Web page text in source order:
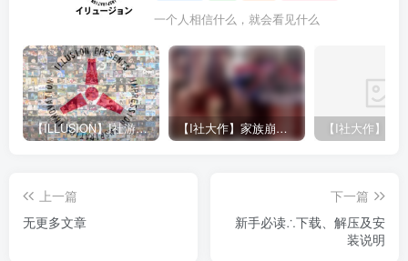
一个人相信什么，就会看见什么
【ILLUSION】I社游戏合集截至2025 无修正汉化硬盘纯净版手慢无[微云/OD] 【I社大作】家族崩坏Playhome 终极12.0收藏版新整合【85G/补档福利】【年费会员专享，手慢无】
上一篇
无更多文章
下一篇
新手必读∴下载、解压及安
装说明